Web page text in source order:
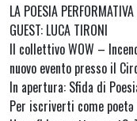
LA POESIA
GUEST: LUCA TIRONI
Il collettivo WOW –
nuovo evento presso il
In apertura: Sfida di
Per iscriverti come